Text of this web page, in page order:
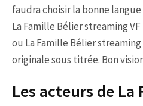
faudra choisir la bonne langue
La Famille Bélier streaming
ou La Famille Bélier
originale sous titrée. Bon
Les acteurs de La